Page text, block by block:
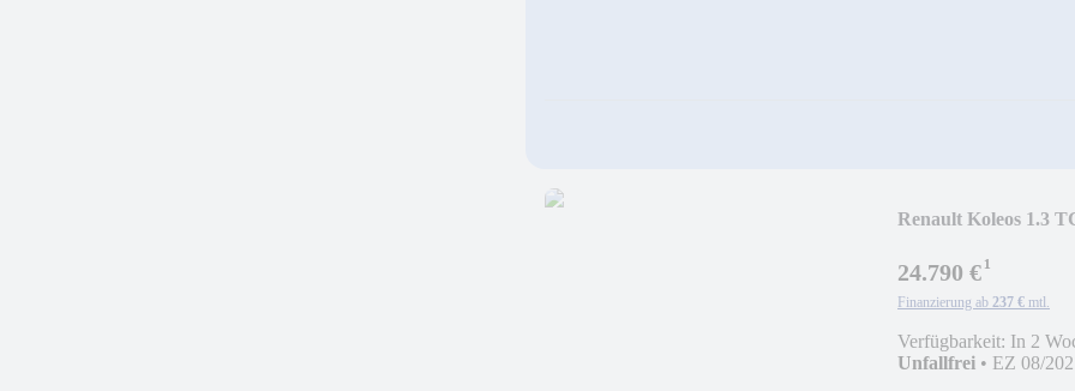
Renault Koleos 1.3
24.790 €¹
Finanzierung ab 237 € mtl.
Verfügbarkeit: In 2
Unfallfrei • EZ 08/